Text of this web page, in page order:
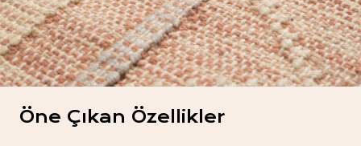
Öne Çıkan Özellikler